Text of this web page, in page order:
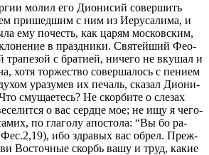
мо­лил его Ди­о­ни­сий со­вер­шить
при­шед­шим с ним из Иеру­са­ли­ма, и
ему по­честь, как ца­рям мос­ков­ским,
в празд­ни­ки. Свя­тей­ший Фео­
тра­пе­зой с бра­ти­ей, ни­че­го не вку­шал и
хо­тя тор­же­ство со­вер­ша­лось с пе­ни­ем
ура­зу­мев их пе­чаль, ска­зал Ди­о­ни­
сму­ща­е­тесь? Не скор­би­те о сле­зах
о вас серд­це мое; не ищу я че­го-
по гла­го­лу апо­сто­ла: “Вы бо ра­
ибо здра­вых вас об­рел. Преж­
Во­сточ­ные скорбь ва­шу и труд, ка­кие